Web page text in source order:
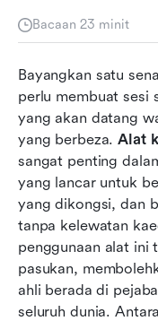
Bacaan 23 minit
Bayangkan satu
perlu membuat sesi
yang akan datang
yang berbeza. Alat
sangat penting
yang lancar untuk
yang dikongsi, dan
tanpa kelewatan
penggunaan alat ini
pasukan,
ahli berada di
seluruh dunia.
Faedah
Jenis alat
Analisis
masa nyata teratas
Kesimpulan
Soalan Lazim
Bacaan berkaitan